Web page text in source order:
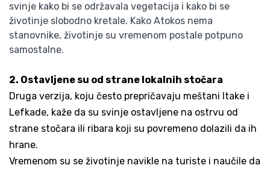
svinje kako bi se održavala vegetacija i kako bi se
životinje slobodno kretale. Kako Atokos nema
stanovnike, životinje su vremenom postale potpuno
samostalne.
2. Ostavljene su od strane lokalnih stočara
Druga verzija, koju često prepričavaju meštani Itake i
Lefkade, kaže da su svinje ostavljene na ostrvu od
strane stočara ili ribara koji su povremeno dolazili da ih
hrane.
Vremenom su se životinje navikle na turiste i naučile da